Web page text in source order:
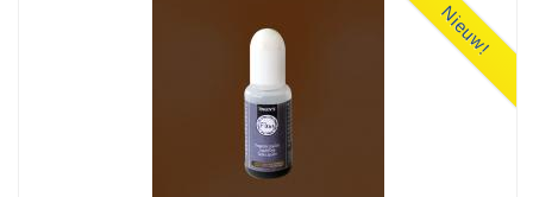
Nieuw!